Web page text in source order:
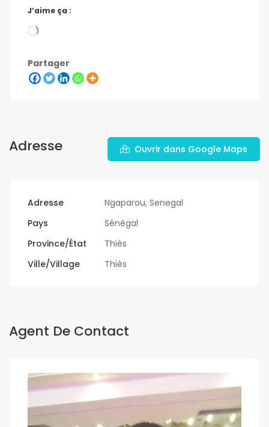
J’aime ça :
Partager
Adresse Ouvrir dans Google Maps
Adresse
Ngaparou, Senegal
Pays
Sénégal
Province/État
Thiès
Ville/Village
Thiès
Agent De Contact